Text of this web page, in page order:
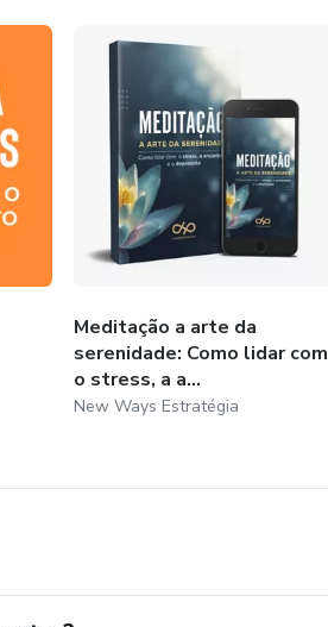
Meditação a arte da
serenidade: Como lidar com
o stress, a a...
New Ways Estratégia